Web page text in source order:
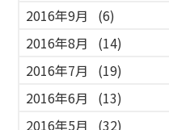
2016年9月
(6)
2016年8月
(14)
2016年7月
(19)
2016年6月
(13)
2016年5月
(32)